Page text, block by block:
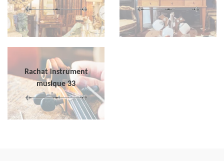
Rachat instrument
musique 33